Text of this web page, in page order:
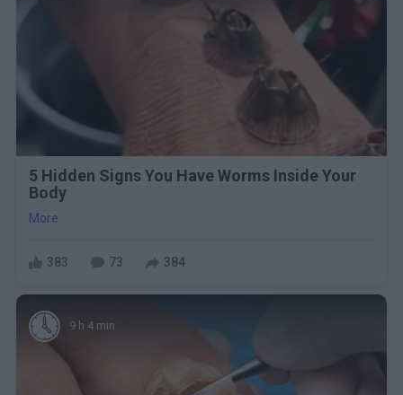
5 Hidden Signs You Have Worms Inside Your
Body
More
383 73 384
9 h 4 min